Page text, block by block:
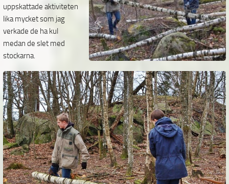
uppskattade aktiviteten
lika mycket som jag
verkade de ha kul
medan de slet med
stockarna.